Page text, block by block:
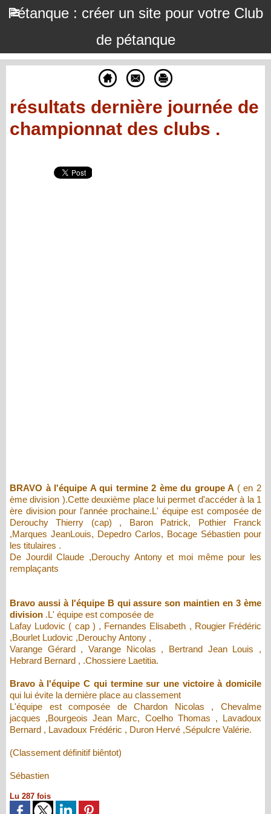
Pétanque : créer un site pour votre Club
de pétanque
résultats dernière journée de
championnat des clubs .
BRAVO à l'équipe A qui termine 2 ème du groupe A ( en 2
ème division ).Cette deuxième place lui permet d'accéder à la 1
ère division pour l'année prochaine.L' équipe est composée de
Derouchy Thierry (cap) , Baron Patrick, Pothier Franck
,Marques JeanLouis, Depedro Carlos, Bocage Sébastien pour
les titulaires .
De Jourdil Claude ,Derouchy Antony et moi même pour les
remplaçants
Bravo aussi à l'équipe B qui assure son maintien en 3 ème
division .L' équipe est composée de
Lafay Ludovic ( cap ) , Fernandes Elisabeth , Rougier Frédéric
,Bourlet Ludovic ,Derouchy Antony ,
Varange Gérard , Varange Nicolas , Bertrand Jean Louis ,
Hebrard Bernard , .Chossiere Laetitia.
Bravo à l'équipe C qui termine sur une victoire à domicile
qui lui évite la dernière place au classement
L'équipe est composée de Chardon Nicolas , Chevalme
jacques ,Bourgeois Jean Marc, Coelho Thomas , Lavadoux
Bernard , Lavadoux Frédéric , Duron Hervé ,Sépulcre Valérie.
(Classement définitif biêntot)
Sébastien
Lu 287 fois